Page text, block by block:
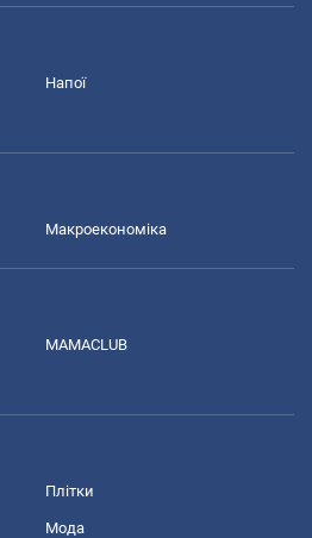
Напої
Макроекономіка
MAMACLUB
Плітки
Мода